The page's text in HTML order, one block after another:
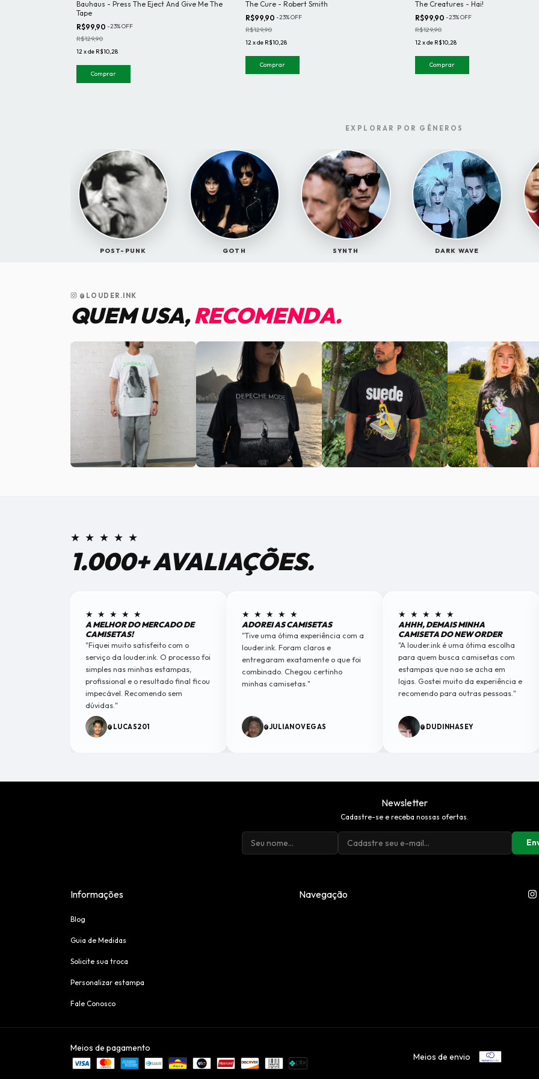
Bauhaus - Press The Eject And Give Me The
Tape
R$99,90 -23%OFF
R$129,90
12xde R$10,28
Comprar
The Cure - Robert Smith
R$99,90-23%OFF
R$129,90
12xde R$10,28
Comprar
The Creatures - Hai!
R$99,90 -23%OFF
R$129,90
12xde R$10,28
Comprar
EXPLORAR POR GÊNEROS
POST-PUNK GOTH SYNTH DARK WAVE
@LOUDER.INK
QUEM USA,RECOMENDA.
★ ★ ★ ★ ★
1.000+ AVALIAÇÕES.
★ ★ ★ ★ ★
A MELHOR DO MERCADO DE
CAMISETAS!
"Fiquei muito satisfeito com o
serviço da louder.ink. O processo foi
simples nas minhas estampas,
profissional e o resultado final ficou
impecável. Recomendo sem
dúvidas."
@LUCAS201
★ ★ ★ ★ ★
ADOREI AS CAMISETAS
"Tive uma ótima experiência com a
louder.ink. Foram claros e
entregaram exatamente o que foi
combinado. Chegou certinho
minhas camisetas."
@JULIANOVEGAS
★ ★ ★ ★ ★
AHHH, DEMAIS MINHA
CAMISETA DO NEW ORDER
"A louder.ink é uma ótima escolha
para quem busca camisetas com
estampas que nao se acha em
lojas. Gostei muito da experiência e
recomendo para outras pessoas."
@DUDINHASEY
Newsletter
Cadastre-se e receba nossas ofertas.
Informações
Blog
Guia de Medidas
Solicite sua troca
Personalizar estampa
Fale Conosco
Navegação
Meios de pagamento
Meios de envio